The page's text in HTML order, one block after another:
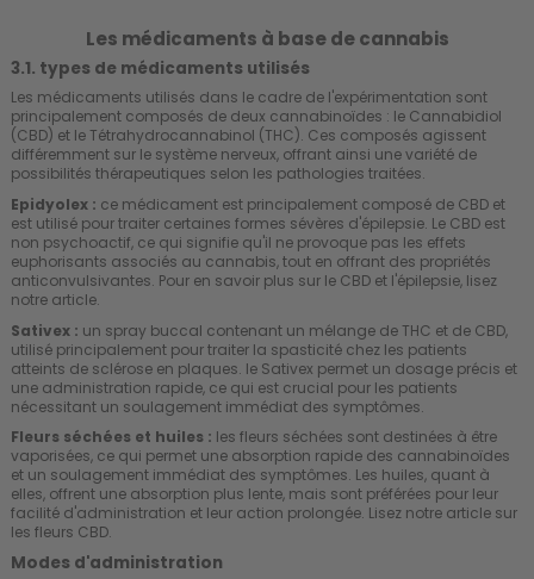
Les médicaments à base de cannabis
3.1. types de médicaments utilisés
Les médicaments utilisés dans le cadre de l'expérimentation sont
principalement composés de deux cannabinoïdes : le Cannabidiol
(CBD) et le Tétrahydrocannabinol (THC). Ces composés agissent
différemment sur le système nerveux, offrant ainsi une variété de
possibilités thérapeutiques selon les pathologies traitées.
Epidyolex : ce médicament est principalement composé de CBD et
est utilisé pour traiter certaines formes sévères d'épilepsie. Le CBD est
non psychoactif, ce qui signifie qu'il ne provoque pas les effets
euphorisants associés au cannabis, tout en offrant des propriétés
anticonvulsivantes. Pour en savoir plus sur le CBD et l'épilepsie, lisez
notre article.
Sativex : un spray buccal contenant un mélange de THC et de CBD,
utilisé principalement pour traiter la spasticité chez les patients
atteints de sclérose en plaques. le Sativex permet un dosage précis et
une administration rapide, ce qui est crucial pour les patients
nécessitant un soulagement immédiat des symptômes.
Fleurs séchées et huiles : les fleurs séchées sont destinées à être
vaporisées, ce qui permet une absorption rapide des cannabinoïdes
et un soulagement immédiat des symptômes. Les huiles, quant à
elles, offrent une absorption plus lente, mais sont préférées pour leur
facilité d'administration et leur action prolongée. Lisez notre article sur
les fleurs CBD.
Modes d'administration